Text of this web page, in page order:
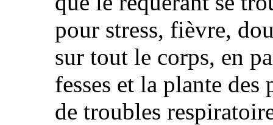
pour stress, fièvre,
sur tout le corps, en
fesses et la plante
de troubles